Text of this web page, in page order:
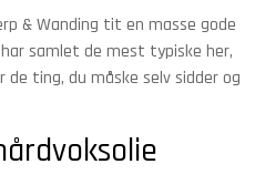
& Wanding tit en masse gode
har samlet de mest typiske her,
ting, du måske selv sidder og